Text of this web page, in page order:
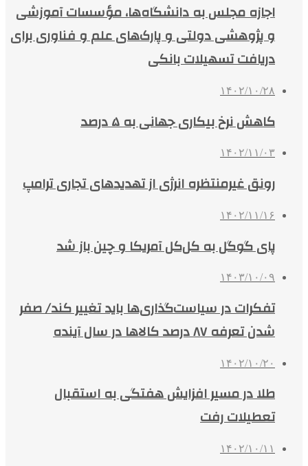
اجازه مجلس به دانشگاه‌ها، مؤسسات آموزشی
و پژوهشی دولتی و پارک‌های علم و فناوری برای
دریافت تسهیلات بانکی
۱۴۰۲/۱۰/۲۸
کاهش نرخ بیکاری جهانی به ۵ درصد
۱۴۰۲/۱۱/۰۳
رونق غیرمنتظره انرژی از تهدیدهای تجاری ترامپ
۱۴۰۲/۱۱/۱۶
پای گوگل به کل‌کل آمریکا و چین باز شد
۱۴۰۳/۱۰/۰۹
تفکرات در سیاست‌گذاری‌ها باید تغییر کند/ صفر
شدن تعرفه ٨٧ درصد کالاها در سال آینده
۱۴۰۲/۱۰/۲۰
طلا در مسیر افزایش هفتگی به استقبال
تعطیلات رفت
۱۴۰۲/۱۰/۱۱